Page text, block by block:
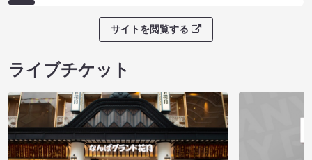
サイトを閲覧する
ライブチケット